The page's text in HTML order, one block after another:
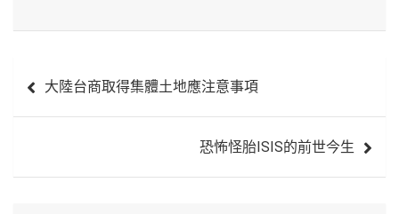
章
大陸台商取得集體土地應注意事項
恐怖怪胎ISIS的前世今生